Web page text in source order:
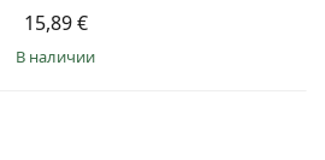
15,89 €
в наличии